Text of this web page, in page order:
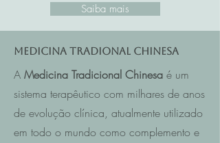
Saiba mais
Medicina Tradional Chinesa
A Medicina Tradicional Chinesa é um
sistema terapêutico com milhares de anos
de evolução clínica, atualmente utilizado
em todo o mundo como complemento e